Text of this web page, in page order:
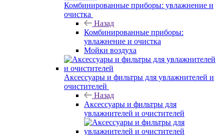
Комбинированные приборы: увлажнение и
очистка
Назад
Комбинированные приборы:
увлажнение и очистка
Мойки воздуха
Аксессуары и фильтры для увлажнителей и
очистителей
Назад
Аксессуары и фильтры для
увлажнителей и очистителей